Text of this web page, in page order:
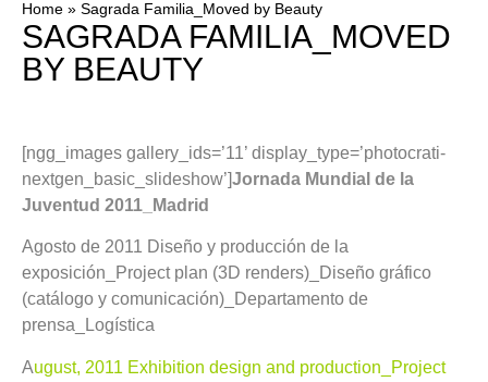
Home » Sagrada Familia_Moved by Beauty
SAGRADA FAMILIA_MOVED
BY BEAUTY
[ngg_images gallery_ids=’11’ display_type=’photocrati-
nextgen_basic_slideshow’]Jornada Mundial de la
Juventud 2011_Madrid
Agosto de 2011 Diseño y producción de la
exposición_Project plan (3D renders)_Diseño gráfico
(catálogo y comunicación)_Departamento de
prensa_Logística
August, 2011 Exhibition design and production_Project